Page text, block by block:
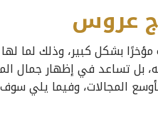
عروس
مؤخرًا بشكل كبير، وذلك
بل تساعد في إظهار جمال
المجالات، وفيما